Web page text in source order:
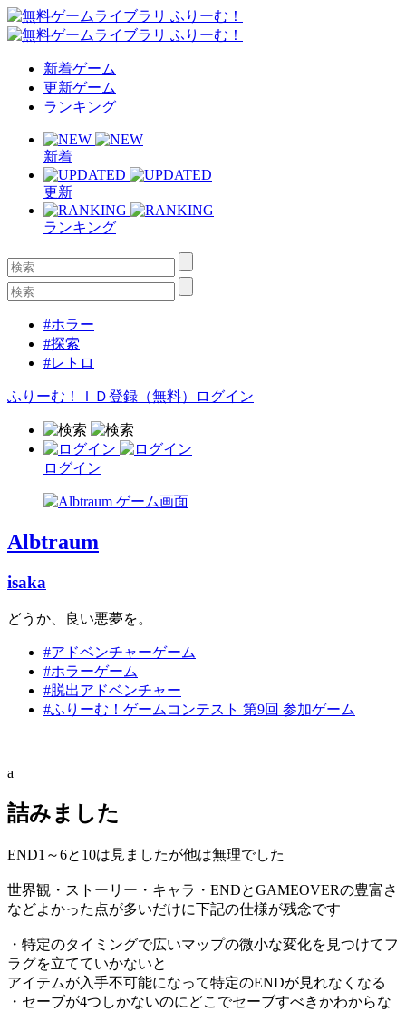
新着ゲーム
更新ゲーム
ランキング
新着
更新
ランキング
#ホラー
#探索
#レトロ
ふりーむ！ＩＤ登録（無料） ログイン
ログイン
Albtraum
isaka
どうか、良い悪夢を。
#アドベンチャーゲーム
#ホラーゲーム
#脱出アドベンチャー
#ふりーむ！ゲームコンテスト 第9回 参加ゲーム
a
詰みました
END1～6と10は見ましたが他は無理でした
世界観・ストーリー・キャラ・ENDとGAMEOVERの豊富さ
などよかった点が多いだけに下記の仕様が残念です
・特定のタイミングで広いマップの微小な変化を見つけてフ
ラグを立てていかないと
アイテムが入手不可能になって特定のENDが見れなくなる
・セーブが4つしかないのにどこでセーブすべきかわからな